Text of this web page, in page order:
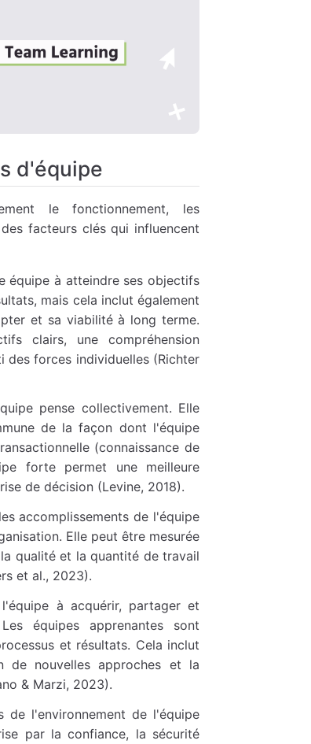
d'équipe
le fonctionnement, les
facteurs clés qui influencent
équipe à atteindre ses objectifs
mais cela inclut également
et sa viabilité à long terme.
clairs, une compréhension
forces individuelles (Richter
pense collectivement. Elle
de la façon dont l'équipe
(connaissance de
forte permet une meilleure
de décision (Levine, 2018).
accomplissements de l'équipe
Elle peut être mesurée
qualité et la quantité de travail
et al., 2023).
à acquérir, partager et
équipes apprenantes sont
et résultats. Cela inclut
de nouvelles approches et la
& Marzi, 2023).
de l'environnement de l'équipe
par la confiance, la sécurité